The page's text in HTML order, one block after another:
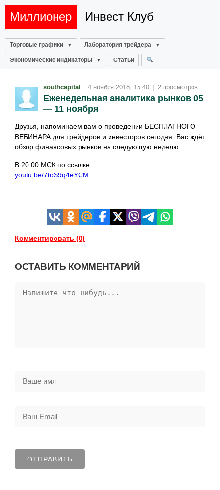
Миллионер Инвест Клуб
Торговые графики Лаборатория трейдера
Экономические индикаторы Статьи
southcapital 4 ноября 2018, 15:40 2 просмотров
Еженедельная аналитика рынков 05
— 11 ноября
Друзья, напоминаем вам о проведении БЕСПЛАТНОГО
ВЕБИНАРА для трейдеров и инвесторов сегодня. Вас ждёт
обзор финансовых рынков на следующую неделю.
В 20:00 МСК по ссылке:
youtu.be/7toS9q4eYCM
Комментировать (0)
ОСТАВИТЬ КОММЕНТАРИЙ